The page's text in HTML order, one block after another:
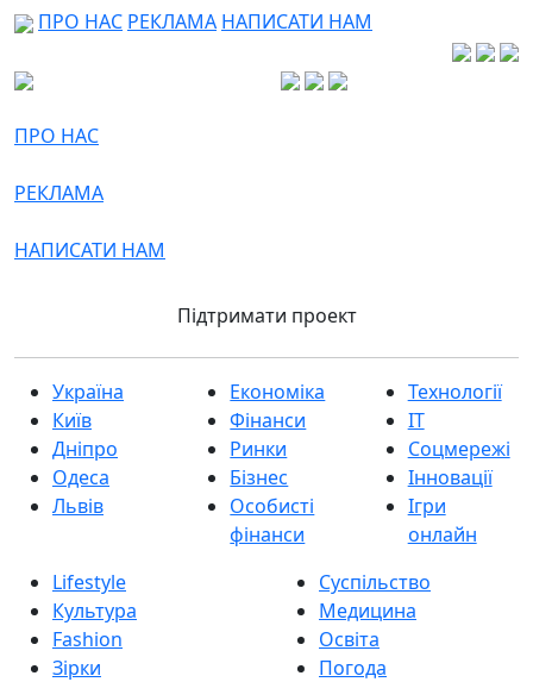
ПРО НАС РЕКЛАМА НАПИСАТИ НАМ
ПРО НАС
РЕКЛАМА
НАПИСАТИ НАМ
Підтримати проект
Україна
Київ
Дніпро
Одеса
Львів
Економіка
Фінанси
Ринки
Бізнес
Особисті
фінанси
Технології
IT
Соцмережі
Інновації
Ігри
онлайн
Lifestyle
Культура
Fashion
Зірки
Суспільство
Медицина
Освіта
Погода